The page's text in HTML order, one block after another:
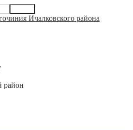
Ичалковского района
район